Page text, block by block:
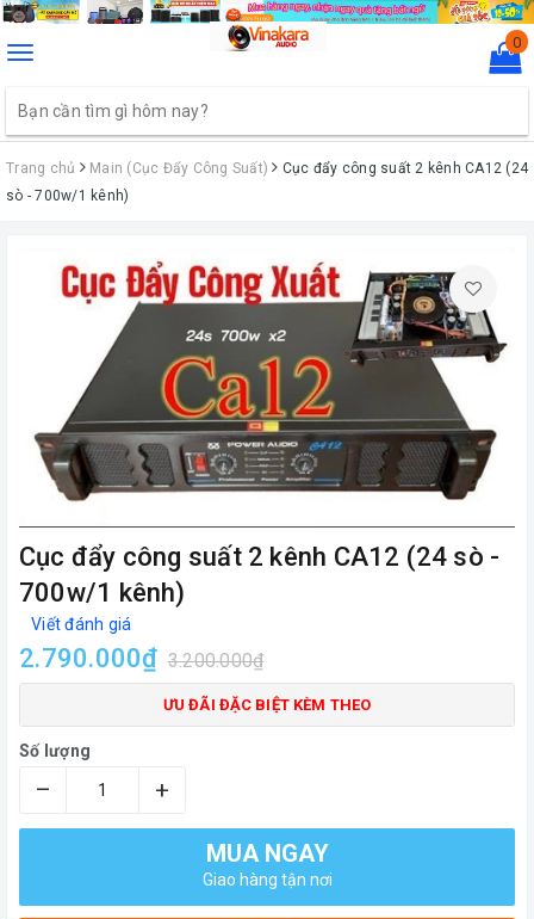
Toggle
0
Trang chủ Main (Cục Đẩy Công Suất)
Cục đẩy công suất 2 kênh CA12 (24
sò - 700w/1 kênh)
Cục đẩy công suất 2 kênh CA12 (24 sò -
700w/1 kênh)
Viết đánh giá
2.790.000₫ 3.200.000₫
ƯU ĐÃI ĐẶC BIỆT KÈM THEO
Số lượng
– +
MUA NGAY
Giao hàng tận nơi